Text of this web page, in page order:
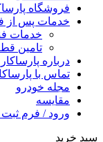
فروشگاه
خدمات پس از
خدمات
تامین
درباره پارساکار
تماس با
مجله خودرو
مقایسه
ورود / فرم ثبت
سبد خرید